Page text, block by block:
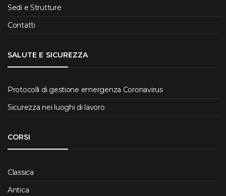
Sedi e Strutture
Contatti
SALUTE E SICUREZZA
Protocolli di gestione emergenza Coronavirus
Sicurezza nei luoghi di lavoro
CORSI
Classica
Antica